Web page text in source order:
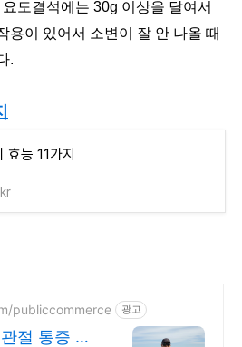
도결석에는 30g 이상을 달여서
용이 있어서 소변이 잘 안 나올 때
.
효능 11가지
publiccommerce 광고
절 통증 이